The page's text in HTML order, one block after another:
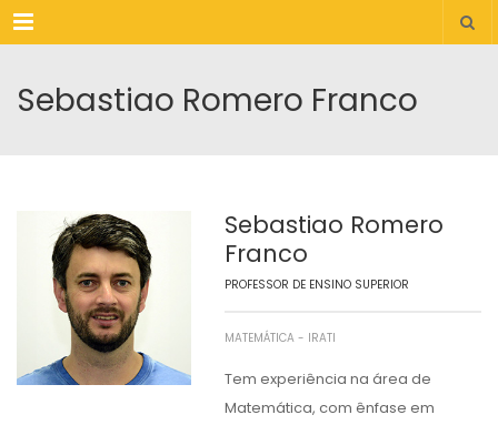
Menu
Sebastiao Romero Franco
Sebastiao Romero
Franco
PROFESSOR DE ENSINO SUPERIOR
MATEMÁTICA - IRATI
Tem experiência na área de
Matemática, com ênfase em